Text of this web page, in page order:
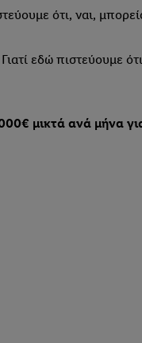
ότι, ναι,
εδώ πιστεύουμε
μικτά ανά μήνα